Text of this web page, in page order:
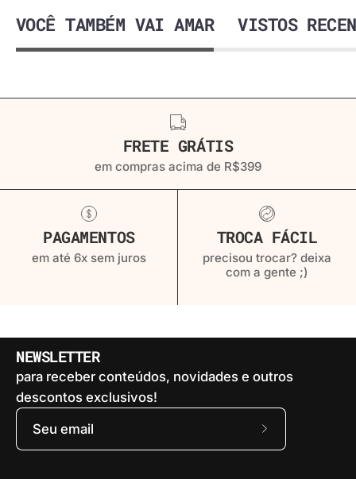
VOCÊ TAMBÉM VAI AMAR VISTOS
FRETE GRÁTIS
em compras acima de R$399
PAGAMENTOS
em até 6x sem juros
TROCA FÁCIL
precisou trocar? deixa
com a gente ;)
NEWSLETTER
para receber conteúdos, novidades e outros
descontos exclusivos!